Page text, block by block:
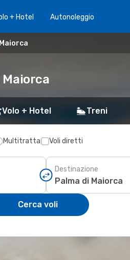
+ Hotel Autonoleggio
Maiorca
Volo + Hotel Treni
Multitratta Voli diretti
Destinazione
Cerca voli